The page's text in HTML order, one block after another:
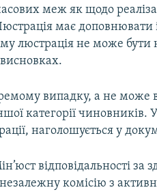
меж як щодо
має доповнювати
люстрація не може
випадку, а не може
категорії чиновників. У
наголошується у
відповідальності за
незалежну комісію з